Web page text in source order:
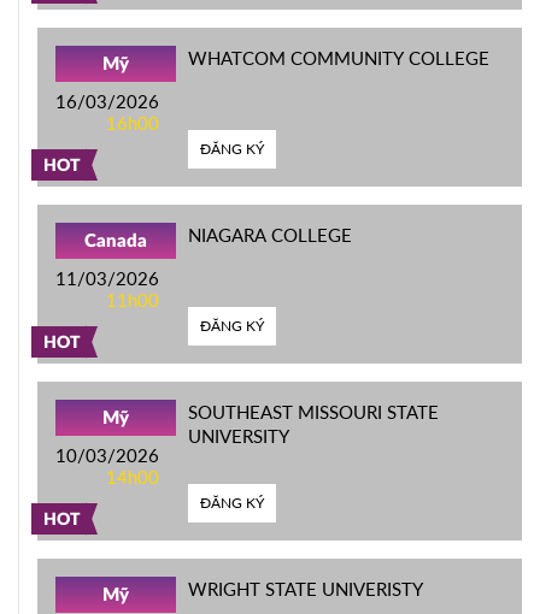
HOT
Mỹ
16/03/2026
16h00
WHATCOM COMMUNITY COLLEGE
ĐĂNG KÝ
HOT
Canada
11/03/2026
11h00
NIAGARA COLLEGE
ĐĂNG KÝ
HOT
Mỹ
10/03/2026
14h00
SOUTHEAST MISSOURI STATE
UNIVERSITY
ĐĂNG KÝ
Mỹ WRIGHT STATE UNIVERISTY